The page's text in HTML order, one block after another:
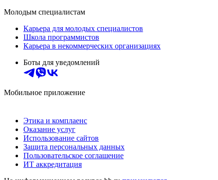
Молодым специалистам
Карьера для молодых специалистов
Школа программистов
Карьера в некоммерческих организациях
Боты для уведомлений
Мобильное приложение
Этика и комплаенс
Оказание услуг
Использование сайтов
Защита персональных данных
Пользовательское соглашение
ИТ аккредитация